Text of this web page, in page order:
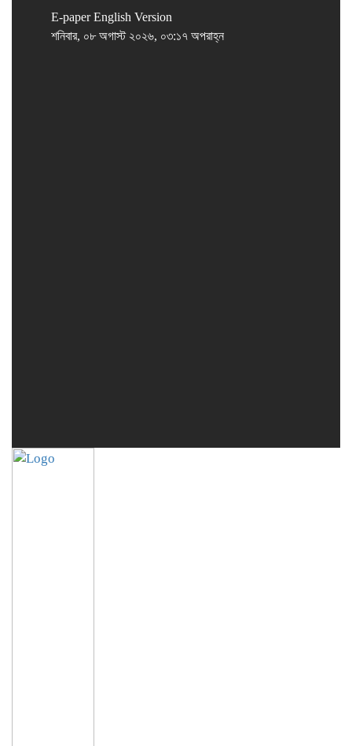
E-paper English Version
শনিবার, ০৮ অগাস্ট ২০২৬, ০৩:১৭ অপরাহ্ন